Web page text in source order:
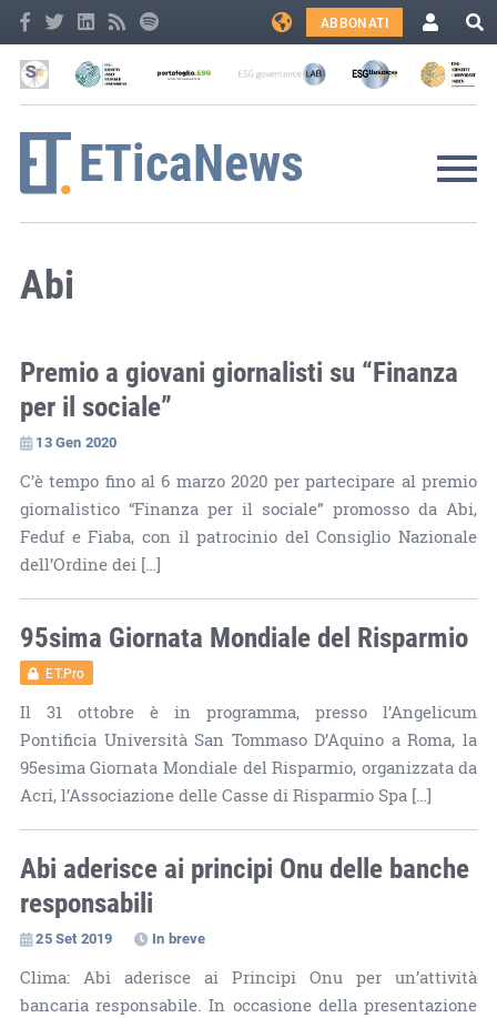
ABBONATI
Abi
Premio a giovani giornalisti su “Finanza
per il sociale”
13 Gen 2020
C’è tempo fino al 6 marzo 2020 per partecipare al premio
giornalistico “Finanza per il sociale” promosso da Abi,
Feduf e Fiaba, con il patrocinio del Consiglio Nazionale
dell’Ordine dei […]
95sima Giornata Mondiale del Risparmio
ET.Pro
Il 31 ottobre è in programma, presso l’Angelicum
Pontificia Università San Tommaso D’Aquino a Roma, la
95esima Giornata Mondiale del Risparmio, organizzata da
Acri, l’Associazione delle Casse di Risparmio Spa […]
Abi aderisce ai principi Onu delle banche
responsabili
25 Set 2019 In breve
Clima: Abi aderisce ai Principi Onu per un’attività
bancaria responsabile. In occasione della presentazione